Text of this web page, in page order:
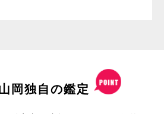
岡独自の鑑定